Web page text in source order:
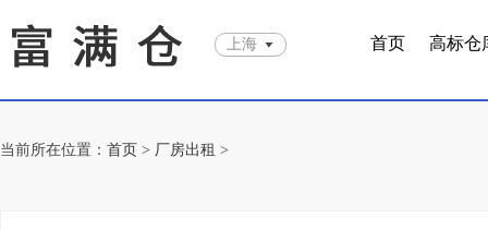
上海 首页 高标仓
当前所在位置： 首页 > 厂房出租 >